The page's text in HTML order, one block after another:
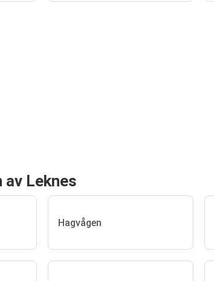
Leknes
Hagvågen